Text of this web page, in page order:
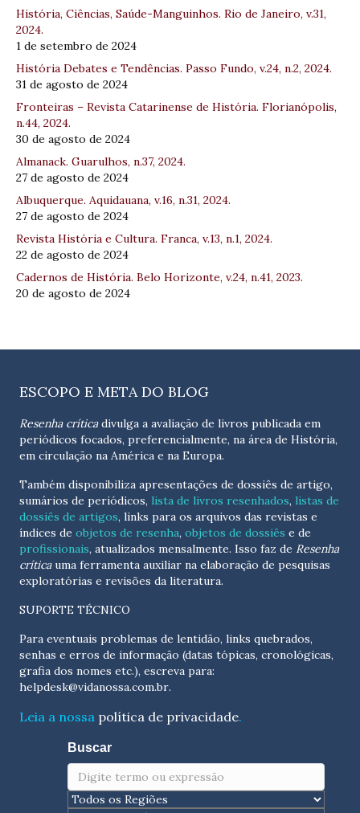
História, Ciências, Saúde-Manguinhos. Rio de Janeiro, v.31,
2024.
1 de setembro de 2024
História Debates e Tendências. Passo Fundo, v.24, n.2, 2024.
31 de agosto de 2024
Fronteiras – Revista Catarinense de História. Florianópolis,
n.44, 2024.
30 de agosto de 2024
Almanack. Guarulhos, n.37, 2024.
27 de agosto de 2024
Albuquerque. Aquidauana, v.16, n.31, 2024.
27 de agosto de 2024
Revista História e Cultura. Franca, v.13, n.1, 2024.
22 de agosto de 2024
Cadernos de História. Belo Horizonte, v.24, n.41, 2023.
20 de agosto de 2024
ESCOPO E META DO BLOG
Resenha críticadivulga a avaliação de livros publicada em
periódicos focados, preferencialmente, na área de História,
em circulação na América e na Europa.
Também disponibiliza apresentações de dossiês de artigo,
sumários de periódicos, lista de livros resenhados, listas de
dossiês de artigos, links para os arquivos das revistas e
índices de objetos de resenha, objetos de dossiês e de
profissionais, atualizados mensalmente. Isso faz de Resenha
críticauma ferramenta auxiliar na elaboração de pesquisas
exploratórias e revisões da literatura.
SUPORTE TÉCNICO
Para eventuais problemas de lentidão, links quebrados,
senhas e erros de informação (datas tópicas, cronológicas,
helpdesk@vidanossa.com.br.
Leia a nossa política de privacidade.
Buscar